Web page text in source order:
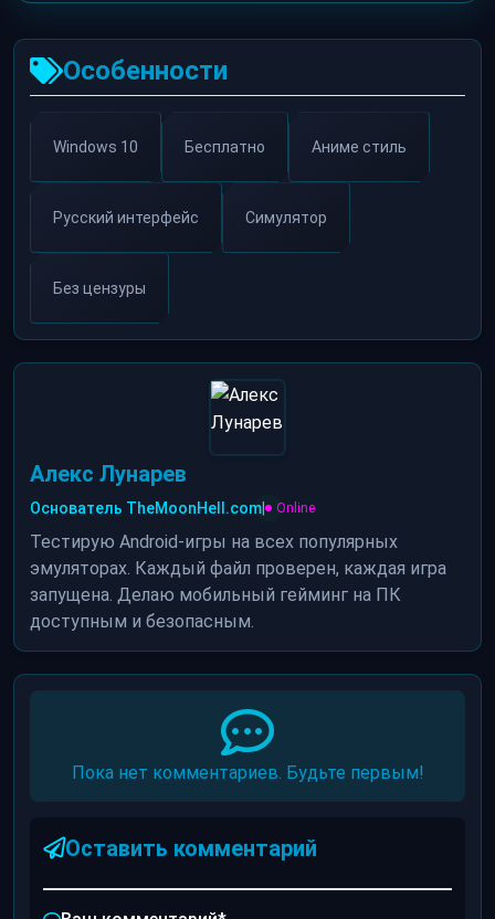
Особенности
Windows 10 Бесплатно Аниме стиль
Русский интерфейс Симулятор
Без цензуры
Алекс Лунарев
Основатель TheMoonHell.com Online
Тестирую Android-игры на всех популярных
эмуляторах. Каждый файл проверен, каждая игра
запущена. Делаю мобильный гейминг на ПК
доступным и безопасным.
Пока нет комментариев. Будьте первым!
Оставить комментарий